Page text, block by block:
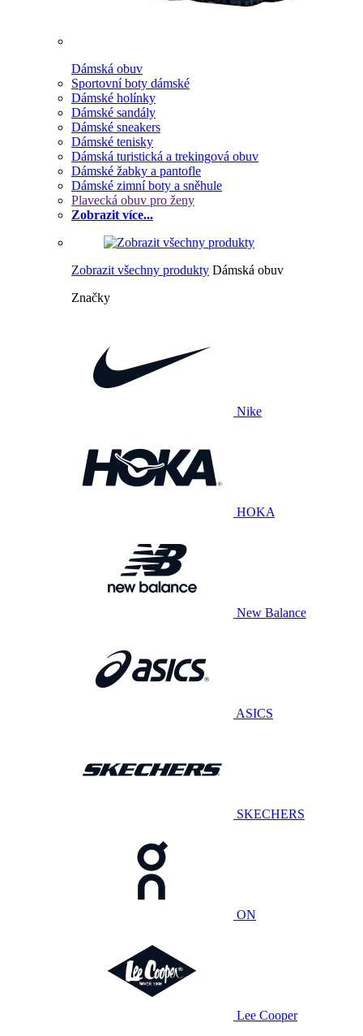
Dámská obuv
Sportovní boty dámské
Dámské holínky
Dámské sandály
Dámské sneakers
Dámské tenisky
Dámská turistická a trekingová obuv
Dámské žabky a pantofle
Dámské zimní boty a sněhule
Plavecká obuv pro ženy
Zobrazit více...
Zobrazit všechny produkty Dámská obuv
Značky
Nike
HOKA
New Balance
ASICS
SKECHERS
ON
Lee Cooper